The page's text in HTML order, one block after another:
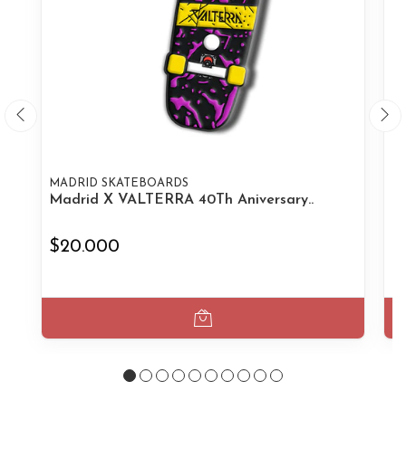
MADRID SKATEBOARDS
Madrid X VALTERRA 40Th Aniversary..
$20.000